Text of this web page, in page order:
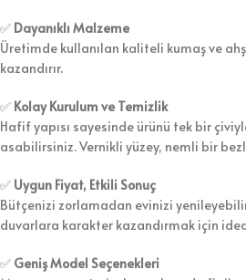
✅ Dayanıklı Malzeme
Üretimde kullanılan kaliteli kumaş ve
kazandırır.
✅ Kolay Kurulum ve Temizlik
Hafif yapısı sayesinde ürünü tek bir
asabilirsiniz. Vernikli yüzey, nemli bir
✅ Uygun Fiyat, Etkili Sonuç
Bütçenizi zorlamadan evinizi
duvarlara karakter kazandırmak için
✅ Geniş Model Seçenekleri